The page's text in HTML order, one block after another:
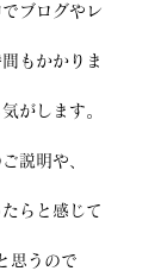
ブログやレ
もかかりま
がします。
説明や、
らと感じて
思うので